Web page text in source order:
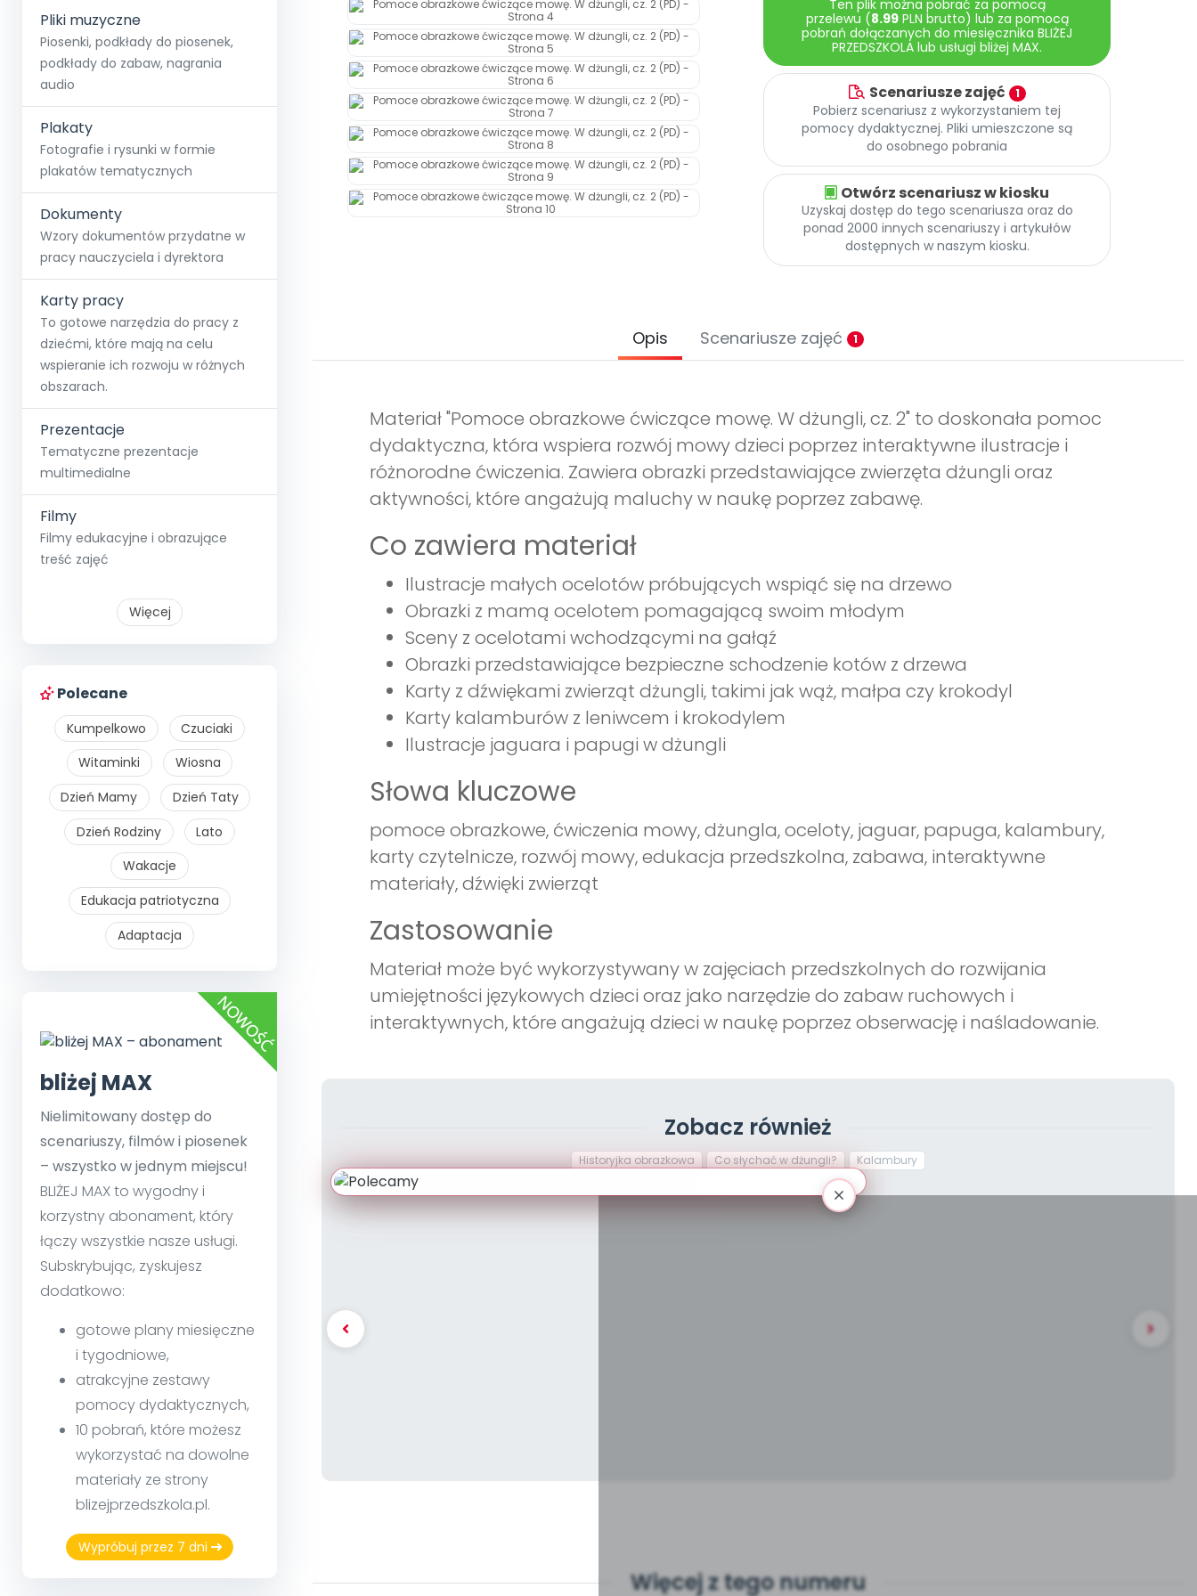
Pliki muzyczne
Piosenki, podkłady do piosenek,
podkłady do zabaw, nagrania
audio
Plakaty
Fotografie i rysunki w formie
plakatów tematycznych
Dokumenty
Wzory dokumentów przydatne w
pracy nauczyciela i dyrektora
Karty pracy
To gotowe narzędzia do pracy z
dziećmi, które mają na celu
wspieranie ich rozwoju w różnych
obszarach.
Prezentacje
Tematyczne prezentacje
multimedialne
Filmy
Filmy edukacyjne i obrazujące
treść zajęć
Więcej
Polecane
Kumpelkowo
Czuciaki
Witaminki
Wiosna
Dzień Mamy
Dzień Taty
Dzień Rodziny
Lato
Wakacje
Edukacja patriotyczna
Adaptacja
bliżej MAX
Nielimitowany dostęp do
scenariuszy, filmów i piosenek
– wszystko w jednym miejscu!
BLIŻEJ MAX to wygodny i
korzystny abonament, który
łączy wszystkie nasze usługi.
Subskrybując, zyskujesz
dodatkowo:
gotowe plany miesięczne
i tygodniowe,
atrakcyjne zestawy
pomocy dydaktycznych,
10 pobrań, które możesz
wykorzystać na dowolne
materiały ze strony
blizejprzedszkola.pl.
Wypróbuj przez 7 dni
Ten plik można pobrać za pomocą
przelewu (8.99PLN brutto) lub za pomocą
pobrań dołączanych do miesięcznika BLIŻEJ
PRZEDSZKOLA lub usługi bliżej MAX.
Scenariusze zajęć 1
Pobierz scenariusz z wykorzystaniem tej
pomocy dydaktycznej. Pliki umieszczone są
do osobnego pobrania
Otwórz scenariusz w kiosku
Uzyskaj dostęp do tego scenariusza oraz do
ponad 2000 innych scenariuszy i artykułów
dostępnych w naszym kiosku.
Opis Scenariusze zajęć 1
Materiał "Pomoce obrazkowe ćwiczące mowę. W dżungli, cz. 2" to doskonała pomoc
dydaktyczna, która wspiera rozwój mowy dzieci poprzez interaktywne ilustracje i
różnorodne ćwiczenia. Zawiera obrazki przedstawiające zwierzęta dżungli oraz
aktywności, które angażują maluchy w naukę poprzez zabawę.
Co zawiera materiał
Ilustracje małych ocelotów próbujących wspiąć się na drzewo
Obrazki z mamą ocelotem pomagającą swoim młodym
Sceny z ocelotami wchodzącymi na gałąź
Obrazki przedstawiające bezpieczne schodzenie kotów z drzewa
Karty z dźwiękami zwierząt dżungli, takimi jak wąż, małpa czy krokodyl
Karty kalamburów z leniwcem i krokodylem
Ilustracje jaguara i papugi w dżungli
Słowa kluczowe
pomoce obrazkowe, ćwiczenia mowy, dżungla, oceloty, jaguar, papuga, kalambury,
karty czytelnicze, rozwój mowy, edukacja przedszkolna, zabawa, interaktywne
materiały, dźwięki zwierząt
Zastosowanie
Materiał może być wykorzystywany w zajęciach przedszkolnych do rozwijania
umiejętności językowych dzieci oraz jako narzędzie do zabaw ruchowych i
interaktywnych, które angażują dzieci w naukę poprzez obserwację i naśladowanie.
Zobacz również
Historyjka obrazkowa Co słychać w dżungli?
Kalambury
Więcej z tego numeru